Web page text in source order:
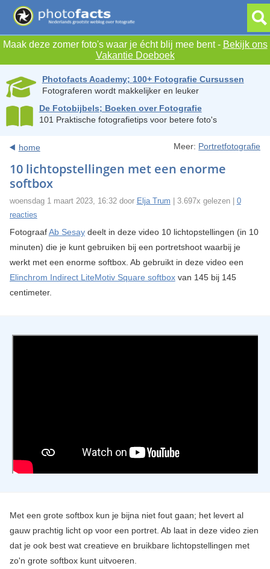
Maak deze zomer foto's waar je écht blij mee bent - Bekijk ons
Vakantie Doeboek
Photofacts Academy; 100+ Fotografie Cursussen
Fotograferen wordt makkelijker en leuker
De Fotobijbels; Boeken over Fotografie
101 Praktische fotografietips voor betere foto's
home Meer: Portretfotografie
10 lichtopstellingen met een enorme
softbox
woensdag 1 maart 2023, 16:32 door Elja Trum | 3.697x gelezen | 0
reacties
FotograafAb Sesaydeelt in deze video 10 lichtopstellingen (in 10
minuten) die je kunt gebruiken bij een portretshoot waarbij je
werkt met een enorme softbox. Ab gebruikt in deze video een
Elinchrom Indirect LiteMotiv Square softboxvan 145 bij 145
centimeter.
Met een grote softbox kun je bijna niet fout gaan; het levert al
gauw prachtig licht op voor een portret. Ab laat in deze video zien
dat je ook best wat creatieve en bruikbare lichtopstellingen met
zo'n grote softbox kunt uitvoeren.